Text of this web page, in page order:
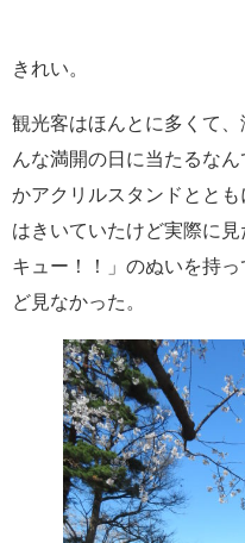
きれい。
観光客はほんとに多くて
んな満開の日に当たるな
かアクリルスタンドとと
はきいていたけど実際に
キュー！！」のぬいを持
ど見なかった。